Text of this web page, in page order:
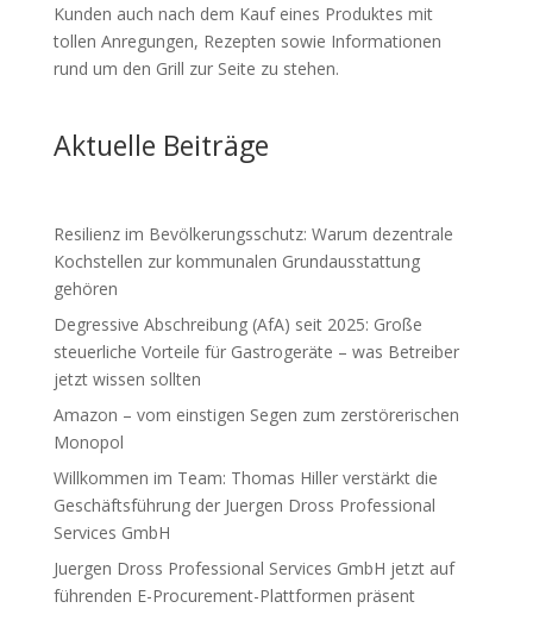
Kunden auch nach dem Kauf eines Produktes mit
tollen Anregungen, Rezepten sowie Informationen
rund um den Grill zur Seite zu stehen.
Aktuelle Beiträge
Resilienz im Bevölkerungsschutz: Warum dezentrale
Kochstellen zur kommunalen Grundausstattung
gehören
Degressive Abschreibung (AfA) seit 2025: Große
steuerliche Vorteile für Gastrogeräte – was Betreiber
jetzt wissen sollten
Amazon – vom einstigen Segen zum zerstörerischen
Monopol
Willkommen im Team: Thomas Hiller verstärkt die
Geschäftsführung der Juergen Dross Professional
Services GmbH
Juergen Dross Professional Services GmbH jetzt auf
führenden E-Procurement-Plattformen präsent